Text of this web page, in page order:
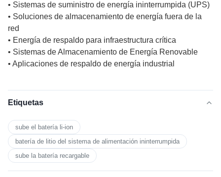
• Sistemas de suministro de energía ininterrumpida (UPS)
• Soluciones de almacenamiento de energía fuera de la
red
• Energía de respaldo para infraestructura crítica
• Sistemas de Almacenamiento de Energía Renovable
• Aplicaciones de respaldo de energía industrial
Etiquetas
sube el batería li-ion
batería de litio del sistema de alimentación ininterrumpida
sube la batería recargable